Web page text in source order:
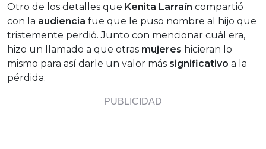
Otro de los detalles que Kenita Larraín compartió
con la audiencia fue que le puso nombre al hijo que
tristemente perdió. Junto con mencionar cuál era,
hizo un llamado a que otras mujeres hicieran lo
mismo para así darle un valor más significativo a la
pérdida.